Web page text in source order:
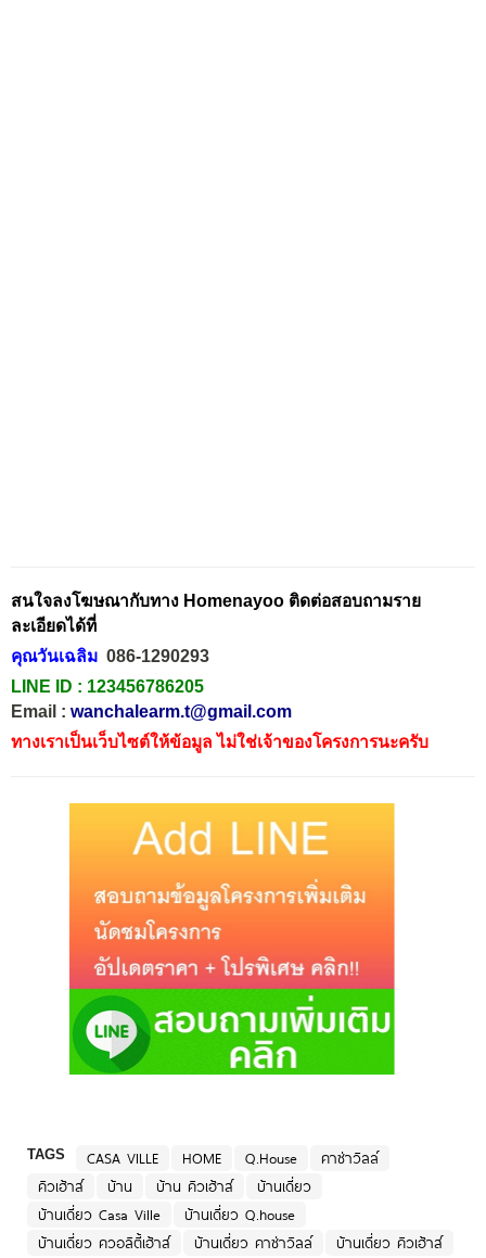
สนใจลงโฆษณากับทาง Homenayoo ติดต่อสอบถามราย
ละเอียดได้ที่
คุณวันเฉลิม 086-1290293
LINE ID : 123456786205
Email : wanchalearm.t@gmail.com
ทางเราเป็นเว็บไซต์ให้ข้อมูล ไม่ใช่เจ้าของโครงการนะครับ
TAGS CASA VILLE HOME Q.House
คาซ่าวิลล์
คิวเฮ้าส์
บ้าน บ้าน คิวเฮ้าส์
บ้านเดี่ยว
บ้านเดี่ยว Casa Ville
บ้านเดี่ยว Q.house
บ้านเดี่ยว ควอลิตี้เฮ้าส์
บ้านเดี่ยว คาซ่าวิลล์
บ้านเดี่ยว คิวเฮ้าส์